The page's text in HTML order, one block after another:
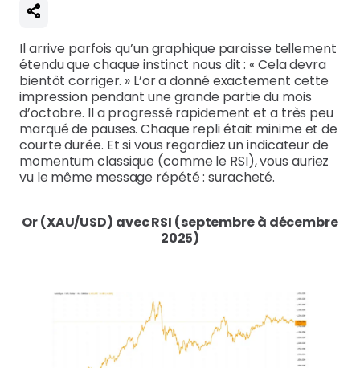
Il arrive parfois qu’un graphique paraisse tellement
étendu que chaque instinct nous dit : « Cela devra
bientôt corriger. » L’or a donné exactement cette
impression pendant une grande partie du mois
d’octobre. Il a progressé rapidement et a très peu
marqué de pauses. Chaque repli était minime et de
courte durée. Et si vous regardiez un indicateur de
momentum classique (comme le RSI), vous auriez
vu le même message répété : suracheté.
Or (XAU/USD) avec RSI (septembre à décembre
2025)